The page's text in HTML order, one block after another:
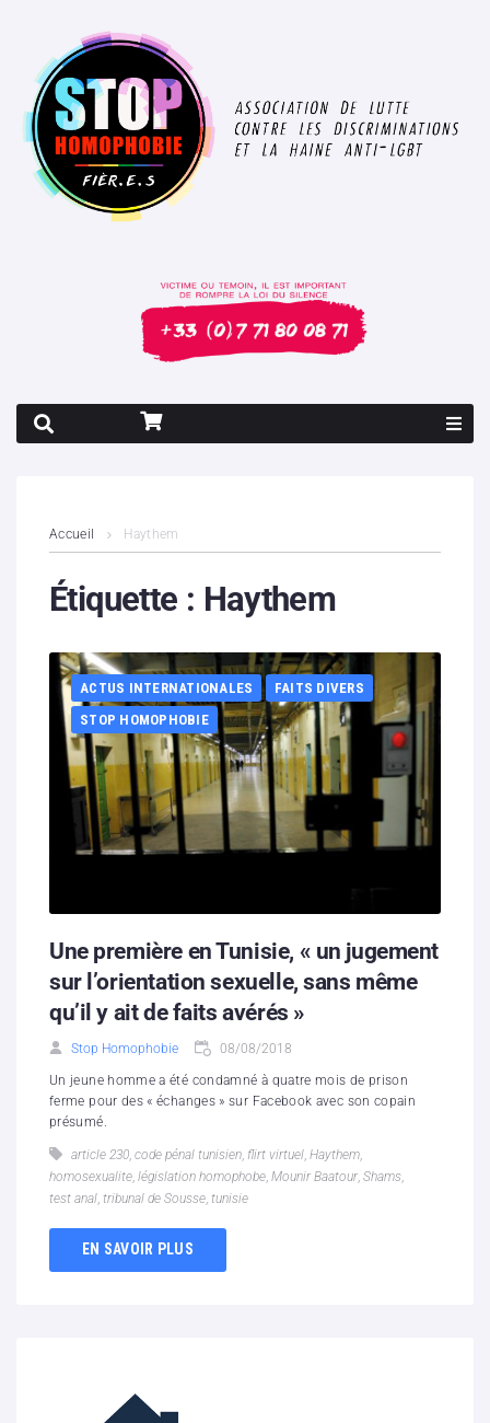
Contenus litigieux
Boutique
Partenaires
Contacts
Hébergement solidaire
Accueil Haythem
Étiquette : Haythem
ACTUS INTERNATIONALES
FAITS DIVERS
STOP HOMOPHOBIE
Une première en Tunisie, « un jugement
sur l’orientation sexuelle, sans même
qu’il y ait de faits avérés »
Stop Homophobie 08/08/2018
Un jeune homme a été condamné à quatre mois de prison
ferme pour des « échanges » sur Facebook avec son copain
présumé.
article 230, code pénal tunisien, flirt virtuel, Haythem,
homosexualite, législation homophobe, Mounir Baatour, Shams,
test anal, tribunal de Sousse, tunisie
EN SAVOIR PLUS